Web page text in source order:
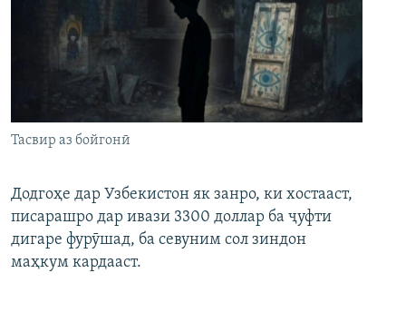
Тасвир аз бойгонӣ
Додгоҳе дар Узбекистон як занро, ки хостааст,
писарашро дар ивази 3300 доллар ба ҷуфти
дигаре фурӯшад, ба севуним сол зиндон
маҳкум кардааст.